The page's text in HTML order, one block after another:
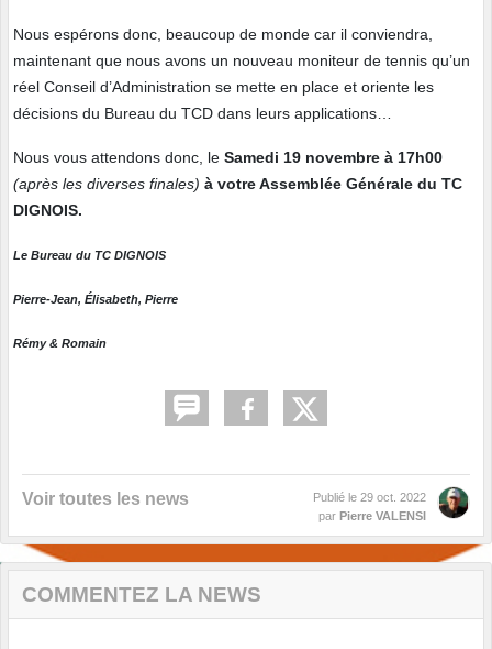
Nous espérons donc, beaucoup de monde car il conviendra,
maintenant que nous avons un nouveau moniteur de tennis qu’un
réel Conseil d’Administration se mette en place et oriente les
décisions du Bureau du TCD dans leurs applications…
Nous vous attendons donc, le Samedi 19 novembre à 17h00
(après les diverses finales) à votre Assemblée Générale du TC
DIGNOIS.
Le Bureau du TC DIGNOIS
Pierre-Jean, Élisabeth, Pierre
Rémy & Romain
Voir toutes les news Publié le 29 oct. 2022
par Pierre VALENSI
COMMENTEZ LA NEWS